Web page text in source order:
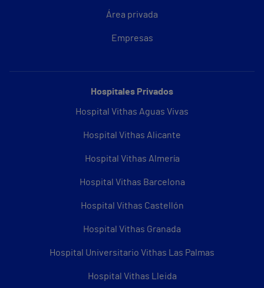
Área privada
Empresas
Hospitales Privados
Hospital Vithas Aguas Vivas
Hospital Vithas Alicante
Hospital Vithas Almería
Hospital Vithas Barcelona
Hospital Vithas Castellón
Hospital Vithas Granada
Hospital Universitario Vithas Las Palmas
Hospital Vithas Lleida